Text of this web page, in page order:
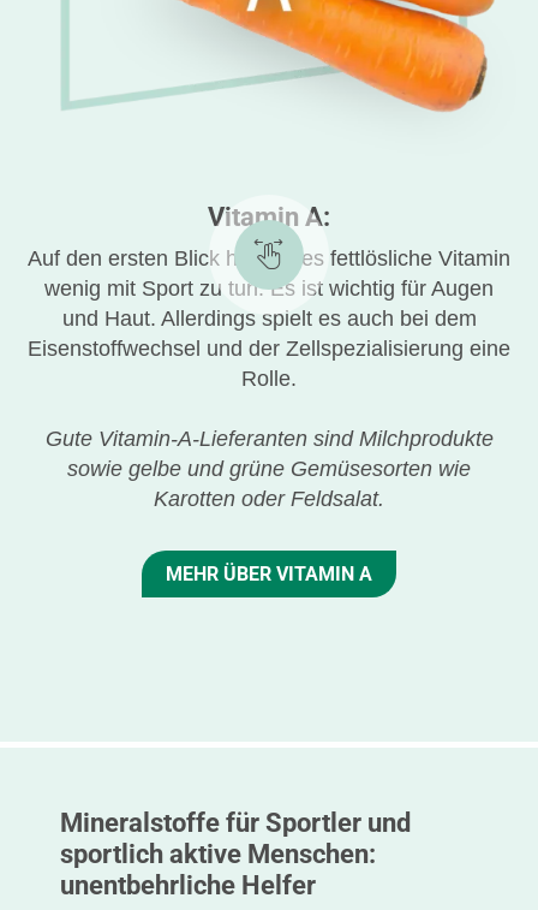
Vitamin A:
Auf den ersten Blick hat dieses fettlösliche Vitamin
wenig mit Sport zu tun. Es ist wichtig für Augen
und Haut. Allerdings spielt es auch bei dem
Eisenstoffwechsel und der Zellspezialisierung eine
Rolle.
Gute Vitamin-A-Lieferanten sind Milchprodukte
sowie gelbe und grüne Gemüsesorten wie
Karotten oder Feldsalat.
MEHR ÜBER VITAMIN A
Mineralstoffe für Sportler und
sportlich aktive Menschen:
unentbehrliche Helfer